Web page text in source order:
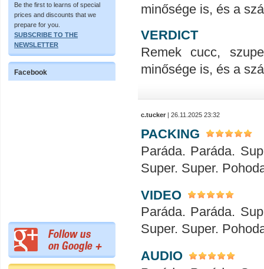
Be the first to learns of special
prices and discounts that we
prepare for you.
SUBSCRIBE TO THE
NEWSLETTER
Facebook
minősége is, és a
VERDICT
Remek cucc,
minősége is, és a
c.tucker | 26.11.2025 23:32
PACKING
Paráda. Paráda.
Super. Super.
VIDEO
Paráda. Paráda.
Super. Super.
AUDIO